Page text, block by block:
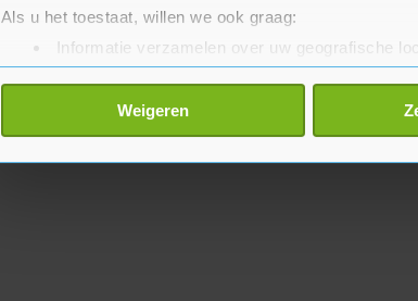
Als u het toestaat, willen we ook graag:
Informatie verzamelen over uw geografische
Uw apparaat identificeren door het actief te
Lees meer over hoe uw persoonlijke gegevens
toestemming op elk moment wijzigen of intrekken in de
Weigeren